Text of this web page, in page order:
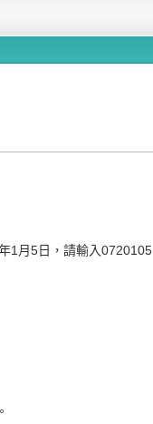
1月5日，請輸入0720105
。